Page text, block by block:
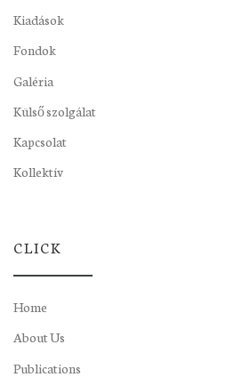
Kiadások
Fondok
Galéria
Külső szolgálat
Kapcsolat
Kollektív
CLICK
Home
About Us
Publications